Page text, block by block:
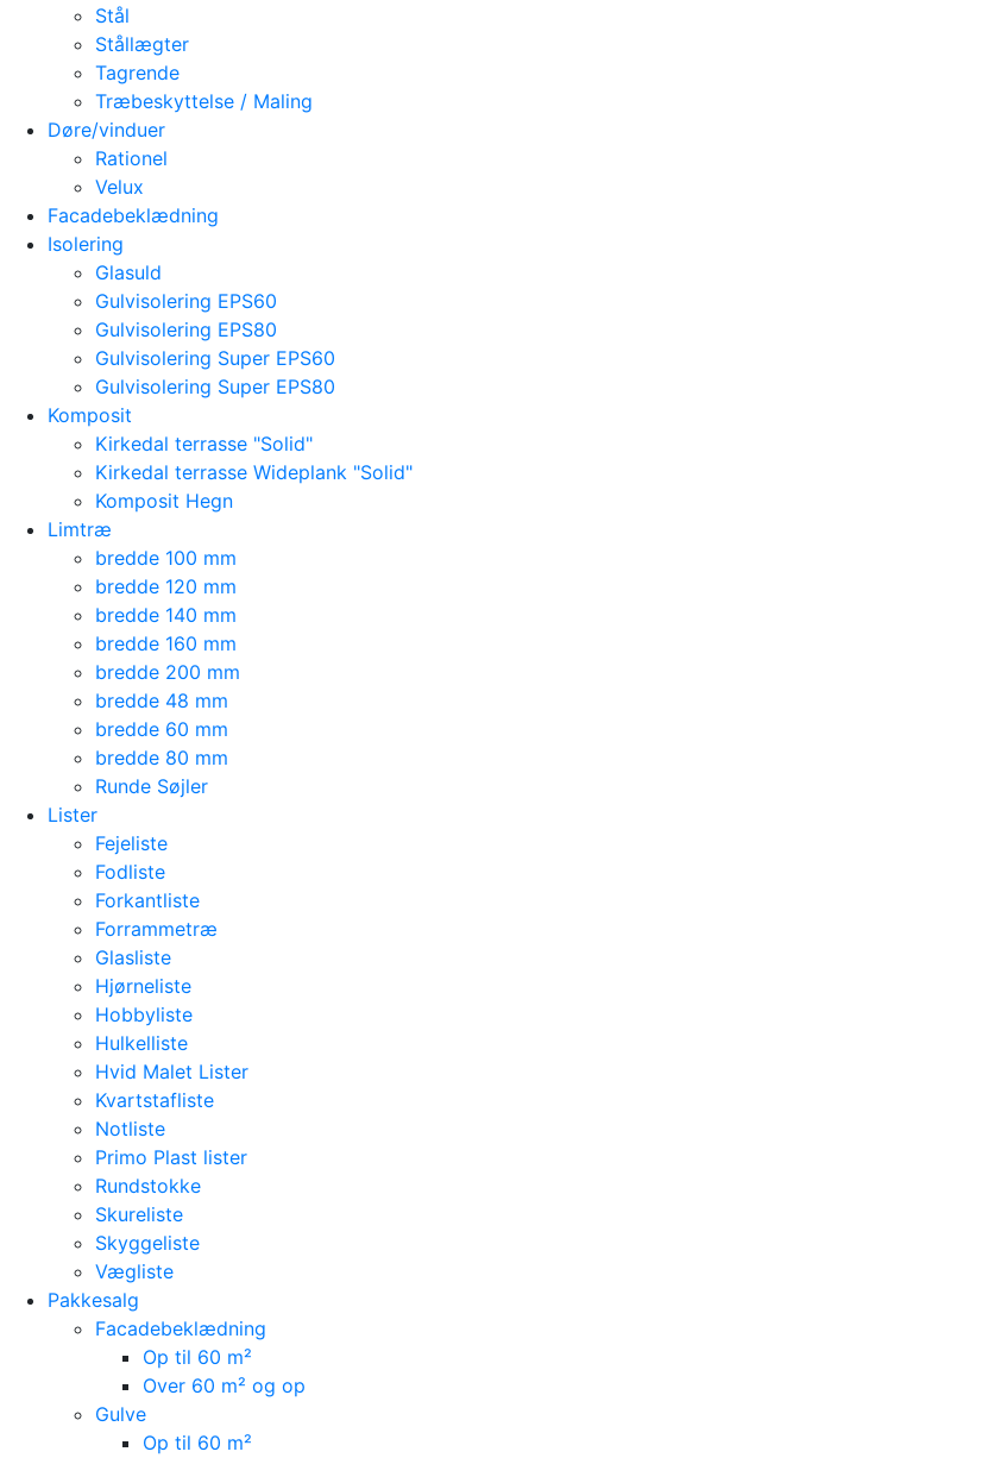
Stål
Stållægter
Tagrende
Træbeskyttelse / Maling
Døre/vinduer
Rationel
Velux
Facadebeklædning
Isolering
Glasuld
Gulvisolering EPS60
Gulvisolering EPS80
Gulvisolering Super EPS60
Gulvisolering Super EPS80
Komposit
Kirkedal terrasse "Solid"
Kirkedal terrasse Wideplank "Solid"
Komposit Hegn
Limtræ
bredde 100 mm
bredde 120 mm
bredde 140 mm
bredde 160 mm
bredde 200 mm
bredde 48 mm
bredde 60 mm
bredde 80 mm
Runde Søjler
Lister
Fejeliste
Fodliste
Forkantliste
Forrammetræ
Glasliste
Hjørneliste
Hobbyliste
Hulkelliste
Hvid Malet Lister
Kvartstafliste
Notliste
Primo Plast lister
Rundstokke
Skureliste
Skyggeliste
Vægliste
Pakkesalg
Facadebeklædning
Op til 60 m²
Over 60 m² og op
Gulve
Op til 60 m²